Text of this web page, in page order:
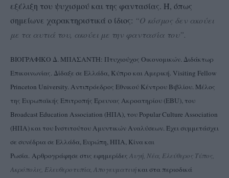
εξέλιξη του ψυχισμού και της φαντασίας. Ή, όπως
σημείωνε χαρακτηριστικά ο ίδιος: “Ο κόσμος δεν ακούει
με τα αυτιά του, ακούει με την φαντασία του”.
ΒΙΟΓΡΑΦΙΚΟ Δ. ΜΠΑΣΑΝΤΗ: Πτυχιούχος Οικονομικών. Διδάκτωρ
Επικοινωνίας. Δίδαξε σε Ελλάδα, Κύπρο και Αμερική. Visiting Fellow
Princeton University. Aντιπρόεδρος Εθνικού Κέντρου Βιβλίου. Μέλος
της Ευρωπαϊκής Επιτροπής Έρευνας Ακροατηρίου (EBU), του
Broadcast Education Association (ΗΠΑ), του Popular Culture Association
(ΗΠΑ) και του Ινστιτούτου Αμυντικών Αναλύσεων. Έχει συμμετάσχει
σε συνέδρια σε Ελλάδα, Ευρώπη, ΗΠΑ, Κίνα και
Ρωσία. Αρθρογράφησε στις εφημερίδες Αυγή, Νέα, Ελεύθερος Τύπος,
Ακρόπολις, Ελευθεροτυπία, Απογευματινήκαι στα περιοδικά